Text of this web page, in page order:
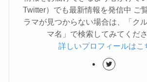
Twitter）でも最新情報を発信中 ご
ラマが見つからない場合は、「ク
マ名」で検索してみてくだ
詳しいプロフィールはこ